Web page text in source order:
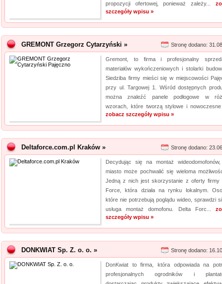
propozycji ofertowej, ponieważ zależy...
szczegóły wpisu »
GREMONT Grzegorz Cytarzyński » Stronę dodano:
Gremont, to firma i profesjonalny
materiałów wykończeniowych i stolarki
Siedziba firmy mieści się w miejscowości
przy ul. Targowej 1. Wśród dostępnych
można znaleźć panele podłogowe w
wzorach, które tworzą stylowe i
zobacz szczegóły wpisu »
Deltaforce.com.pl Kraków » Stronę dodano:
Decydując się na montaż
miasto może pochwalić się wieloma
Jedną z nich jest skorzystanie z oferty firmy
Force, która działa na rynku lokalnym.
które nie potrzebują poglądu wideo, sprawdzi
usługa montaż domofonu. Delta Forc...
szczegóły wpisu »
DONKWIAT Sp. Z. o. o. » Stronę dodano:
DonKwiat to firma, która odpowiada na
profesjonalnych ogrodników i